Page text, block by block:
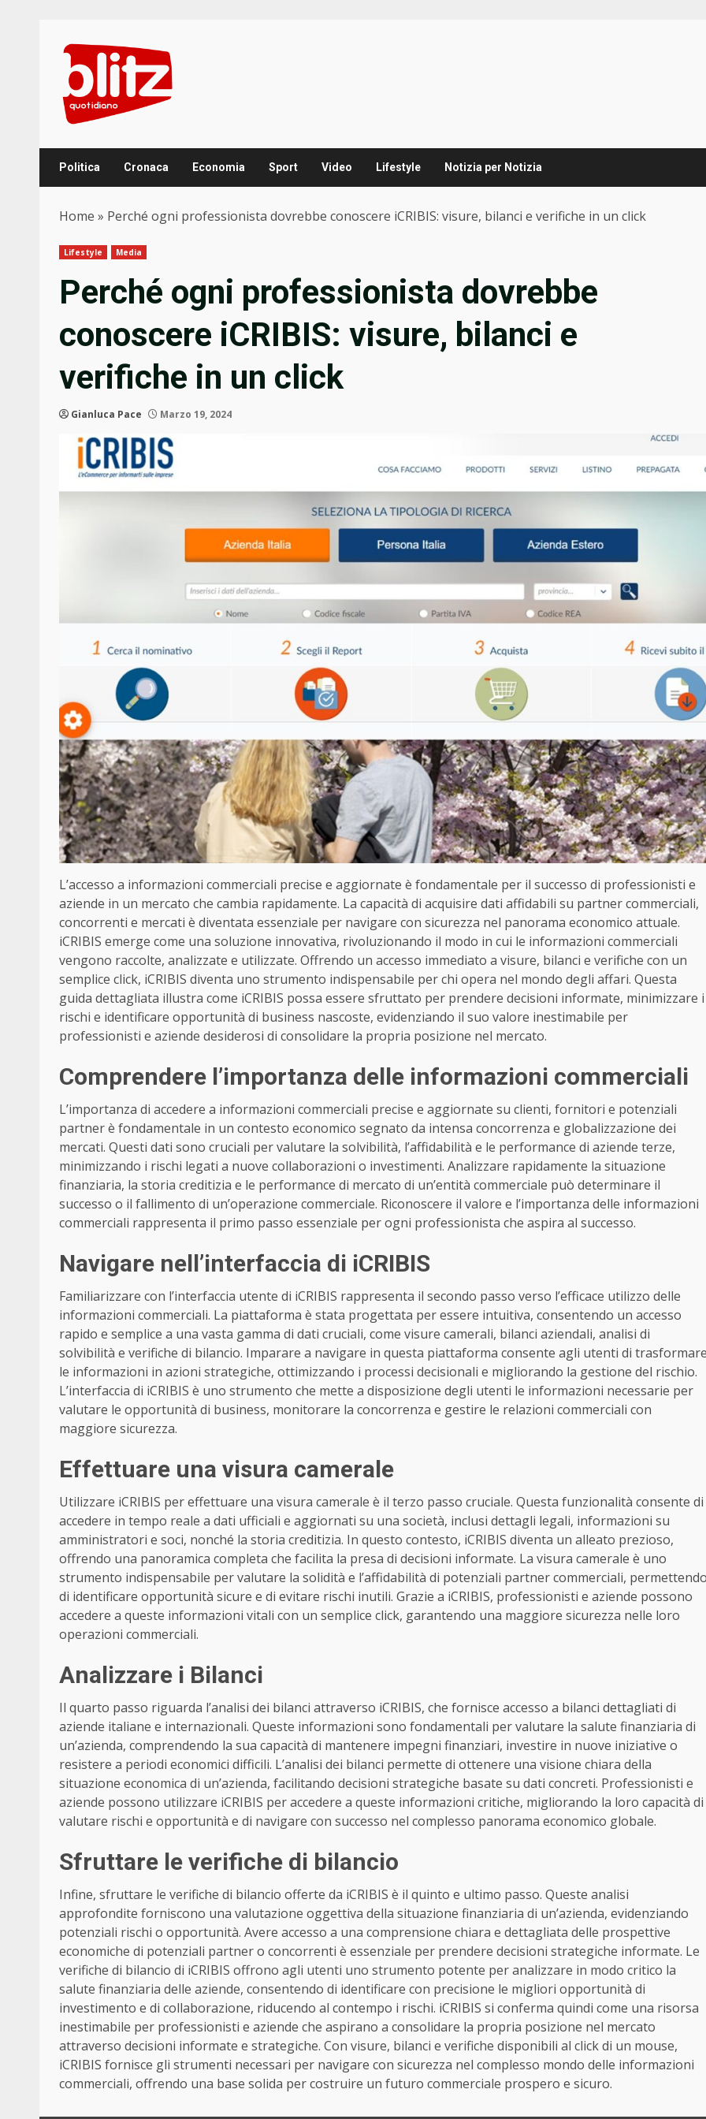
content
Politica Cronaca Economia Sport Video Lifestyle Notizia per Notizia
Home » Perché ogni professionista dovrebbe conoscere iCRIBIS: visure, bilanci e verifiche in un click
Lifestyle Media
Perché ogni professionista dovrebbe
conoscere iCRIBIS: visure, bilanci e
verifiche in un click
Gianluca Pace Marzo 19, 2024
L’accesso a informazioni commerciali precise e aggiornate è fondamentale per il successo di professionisti e
aziende in un mercato che cambia rapidamente. La capacità di acquisire dati affidabili su partner commerciali,
concorrenti e mercati è diventata essenziale per navigare con sicurezza nel panorama economico attuale.
iCRIBIS emerge come una soluzione innovativa, rivoluzionando il modo in cui le informazioni commerciali
vengono raccolte, analizzate e utilizzate. Offrendo un accesso immediato a visure, bilanci e verifiche con un
semplice click, iCRIBIS diventa uno strumento indispensabile per chi opera nel mondo degli affari. Questa
guida dettagliata illustra come iCRIBIS possa essere sfruttato per prendere decisioni informate, minimizzare i
rischi e identificare opportunità di business nascoste, evidenziando il suo valore inestimabile per
professionisti e aziende desiderosi di consolidare la propria posizione nel mercato.
Comprendere l’importanza delle informazioni commerciali
L’importanza di accedere a informazioni commerciali precise e aggiornate su clienti, fornitori e potenziali
partner è fondamentale in un contesto economico segnato da intensa concorrenza e globalizzazione dei
mercati. Questi dati sono cruciali per valutare la solvibilità, l’affidabilità e le performance di aziende terze,
minimizzando i rischi legati a nuove collaborazioni o investimenti. Analizzare rapidamente la situazione
finanziaria, la storia creditizia e le performance di mercato di un’entità commerciale può determinare il
successo o il fallimento di un’operazione commerciale. Riconoscere il valore e l’importanza delle informazioni
commerciali rappresenta il primo passo essenziale per ogni professionista che aspira al successo.
Navigare nell’interfaccia di iCRIBIS
Familiarizzare con l’interfaccia utente di iCRIBIS rappresenta il secondo passo verso l’efficace utilizzo delle
informazioni commerciali. La piattaforma è stata progettata per essere intuitiva, consentendo un accesso
rapido e semplice a una vasta gamma di dati cruciali, come visure camerali, bilanci aziendali, analisi di
solvibilità e verifiche di bilancio. Imparare a navigare in questa piattaforma consente agli utenti di
le informazioni in azioni strategiche, ottimizzando i processi decisionali e migliorando la gestione del rischio.
L’interfaccia di iCRIBIS è uno strumento che mette a disposizione degli utenti le informazioni necessarie per
valutare le opportunità di business, monitorare la concorrenza e gestire le relazioni commerciali con
maggiore sicurezza.
Effettuare una visura camerale
Utilizzare iCRIBIS per effettuare una visura camerale è il terzo passo cruciale. Questa funzionalità consente di
accedere in tempo reale a dati ufficiali e aggiornati su una società, inclusi dettagli legali, informazioni su
amministratori e soci, nonché la storia creditizia. In questo contesto, iCRIBIS diventa un alleato prezioso,
offrendo una panoramica completa che facilita la presa di decisioni informate. La visura camerale è uno
strumento indispensabile per valutare la solidità e l’affidabilità di potenziali partner commerciali,
di identificare opportunità sicure e di evitare rischi inutili. Grazie a iCRIBIS, professionisti e aziende possono
accedere a queste informazioni vitali con un semplice click, garantendo una maggiore sicurezza nelle loro
operazioni commerciali.
Analizzare i Bilanci
Il quarto passo riguarda l’analisi dei bilanci attraverso iCRIBIS, che fornisce accesso a bilanci dettagliati di
aziende italiane e internazionali. Queste informazioni sono fondamentali per valutare la salute finanziaria di
un’azienda, comprendendo la sua capacità di mantenere impegni finanziari, investire in nuove iniziative o
resistere a periodi economici difficili. L’analisi dei bilanci permette di ottenere una visione chiara della
situazione economica di un’azienda, facilitando decisioni strategiche basate su dati concreti. Professionisti e
aziende possono utilizzare iCRIBIS per accedere a queste informazioni critiche, migliorando la loro capacità di
valutare rischi e opportunità e di navigare con successo nel complesso panorama economico globale.
Sfruttare le verifiche di bilancio
Infine, sfruttare le verifiche di bilancio offerte da iCRIBIS è il quinto e ultimo passo. Queste analisi
approfondite forniscono una valutazione oggettiva della situazione finanziaria di un’azienda, evidenziando
potenziali rischi o opportunità. Avere accesso a una comprensione chiara e dettagliata delle prospettive
economiche di potenziali partner o concorrenti è essenziale per prendere decisioni strategiche informate. Le
verifiche di bilancio di iCRIBIS offrono agli utenti uno strumento potente per analizzare in modo critico la
salute finanziaria delle aziende, consentendo di identificare con precisione le migliori opportunità di
investimento e di collaborazione, riducendo al contempo i rischi. iCRIBIS si conferma quindi come una risorsa
inestimabile per professionisti e aziende che aspirano a consolidare la propria posizione nel mercato
attraverso decisioni informate e strategiche. Con visure, bilanci e verifiche disponibili al click di un mouse,
iCRIBIS fornisce gli strumenti necessari per navigare con sicurezza nel complesso mondo delle informazioni
commerciali, offrendo una base solida per costruire un futuro commerciale prospero e sicuro.